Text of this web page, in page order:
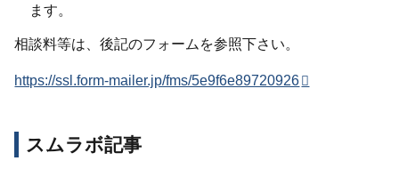
ます。
相談料等は、後記のフォームを参照下さい。
https://ssl.form-mailer.jp/fms/5e9f6e89720926
スムラボ記事